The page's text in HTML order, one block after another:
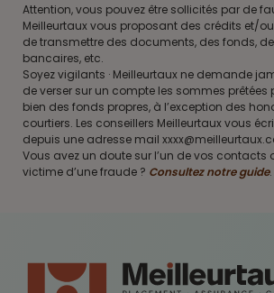
Attention, vous pouvez être sollicités par de
Meilleurtaux vous proposant des crédits et/
de transmettre des documents, des fonds,
bancaires, etc.
Soyez vigilants · Meilleurtaux ne demande
de verser sur un compte les sommes prêtées
bien des fonds propres, à l’exception des
courtiers. Les conseillers Meilleurtaux vous
depuis une adresse mail
Vous avez un doute sur l’un de vos contacts
victime d’une fraude ? Consultez notre guide.